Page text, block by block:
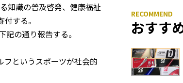
知識の普及啓発、健康福祉
する。
の通り報告する。
というスポーツが社会的
おすす